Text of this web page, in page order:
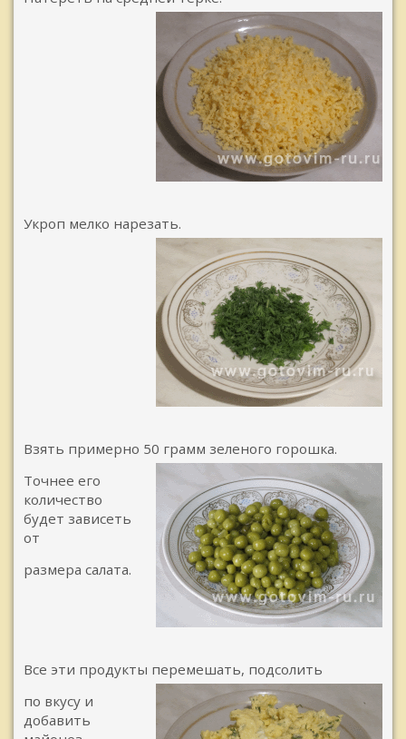
Укроп мелко нарезать.
Взять примерно 50 грамм зеленого горошка.
Точнее его
количество
будет зависеть
от
размера салата.
Все эти продукты перемешать, подсолить
по вкусу и
добавить